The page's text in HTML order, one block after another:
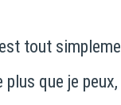
tout
plus que je